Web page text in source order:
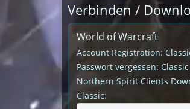
Verbinden /
World of Warcraft
Account Registration:
Passwort vergessen:
Northern Spirit Clients
Classic: